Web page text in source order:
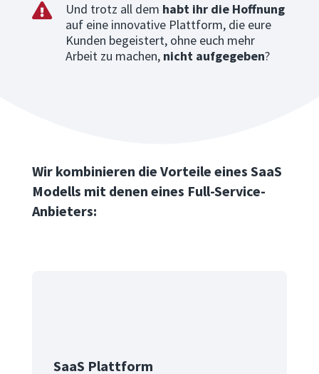
 Und trotz all dem habt ihr die Hoffnung
auf eine innovative Plattform, die eure
Kunden begeistert, ohne euch mehr
Arbeit zu machen, nicht aufgegeben?
Wir kombinieren die Vorteile eines SaaS
Modells mit denen eines Full-Service-
Anbieters:
SaaS Plattform